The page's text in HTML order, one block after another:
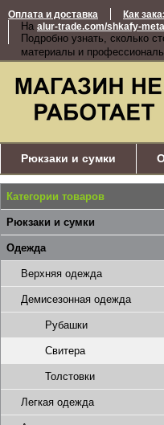
Оплата и доставка Как
На alur-trade.com/shkafy-
Подробно узнать, сколько
материалы и
Рюкзаки и сумки
Категории товаров
Рюкзаки и сумки
Одежда
Верхняя одежда
Демисезонная одежда
Рубашки
Свитера
Толстовки
Легкая одежда